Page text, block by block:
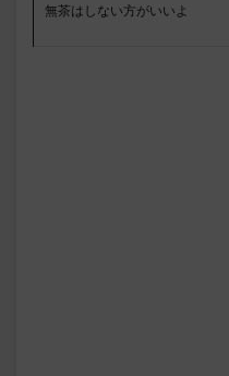
無茶はしない方がいいよ